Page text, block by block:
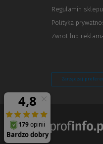
Regulamin sklepu
Polityka
Zwrot lub
Zarządzaj